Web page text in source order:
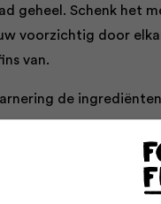
geheel. Schenk het
voorzichtig door
van.
de
over de
muffin. Bak 25